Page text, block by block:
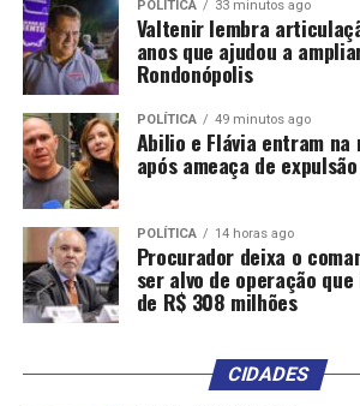
POLÍTICA 33 minutos ago
Valtenir lembra
anos que ajudou a
Rondonópolis
POLÍTICA 49 minutos ago
Abilio e Flávia entram na
após ameaça de
POLÍTICA 14 horas ago
Procurador deixa o
ser alvo de operação
de R$ 308 milhões
CIDADES